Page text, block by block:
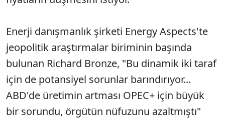
Enerji danışmanlık şirketi Energy Aspects'te
jeopolitik araştırmalar biriminin başında
bulunan Richard Bronze, "Bu dinamik iki taraf
için de potansiyel sorunlar barındırıyor...
ABD'de üretimin artması OPEC+ için büyük
bir sorundu, örgütün nüfuzunu azaltmıştı"